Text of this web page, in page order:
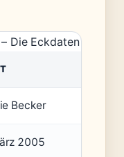
Die Eckdaten
Becker
2005